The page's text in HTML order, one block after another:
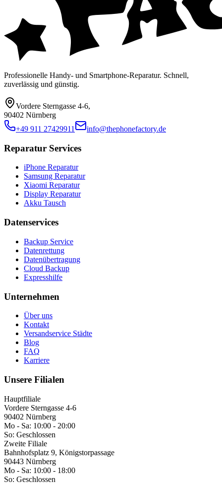
Professionelle Handy- und Smartphone-Reparatur. Schnell,
zuverlässig und günstig.
Vordere Sterngasse 4-6,
90402 Nürnberg
+49 911 27429911
info@thephonefactory.de
Reparatur Services
iPhone Reparatur
Samsung Reparatur
Xiaomi Reparatur
Display Reparatur
Akku Tausch
Datenservices
Backup Service
Datenrettung
Datenübertragung
Cloud Backup
Expresshilfe
Unternehmen
Über uns
Kontakt
Versandservice Städte
Blog
FAQ
Karriere
Unsere Filialen
Hauptfiliale
Vordere Sterngasse 4-6
90402 Nürnberg
Mo - Sa: 10:00 - 20:00
So: Geschlossen
Zweite Filiale
Bahnhofsplatz 9, Königstorpassage
90443 Nürnberg
Mo - Sa: 10:00 - 18:00
So: Geschlossen